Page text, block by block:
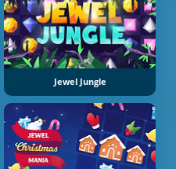
Jewel Jungle